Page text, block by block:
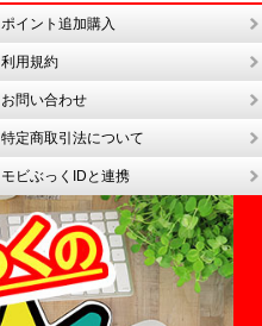
ポイント追加購入
利用規約
お問い合わせ
特定商取引法について
モビぶっくIDと連携